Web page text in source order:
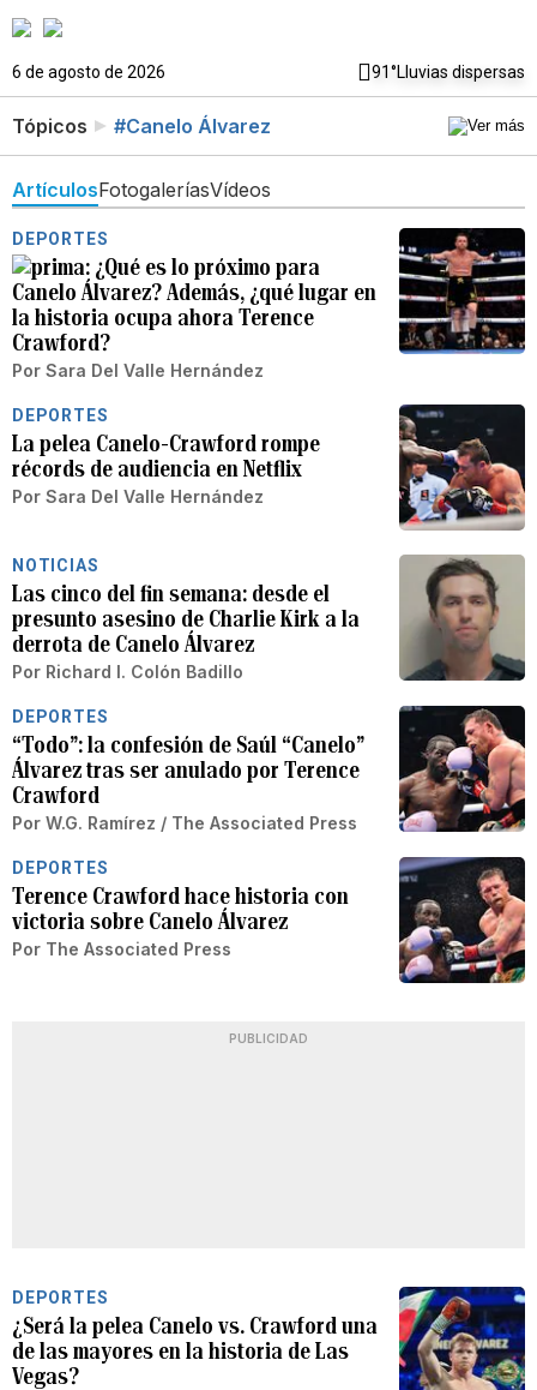
6 de agosto de 2026 91°Lluvias dispersas
Tópicos #Canelo Álvarez
ArtículosFotogaleríasVídeos
DEPORTES
¿Qué es lo próximo para
Canelo Álvarez? Además, ¿qué lugar en
la historia ocupa ahora Terence
Crawford?
Por Sara Del Valle Hernández
DEPORTES
La pelea Canelo-Crawford rompe
récords de audiencia en Netflix
Por Sara Del Valle Hernández
NOTICIAS
Las cinco del fin semana: desde el
presunto asesino de Charlie Kirk a la
derrota de Canelo Álvarez
Por Richard I. Colón Badillo
DEPORTES
“Todo”: la confesión de Saúl “Canelo”
Álvarez tras ser anulado por Terence
Crawford
Por W.G. Ramírez / The Associated Press
DEPORTES
Terence Crawford hace historia con
victoria sobre Canelo Álvarez
Por The Associated Press
PUBLICIDAD
DEPORTES
¿Será la pelea Canelo vs. Crawford una
de las mayores en la historia de Las
Vegas?